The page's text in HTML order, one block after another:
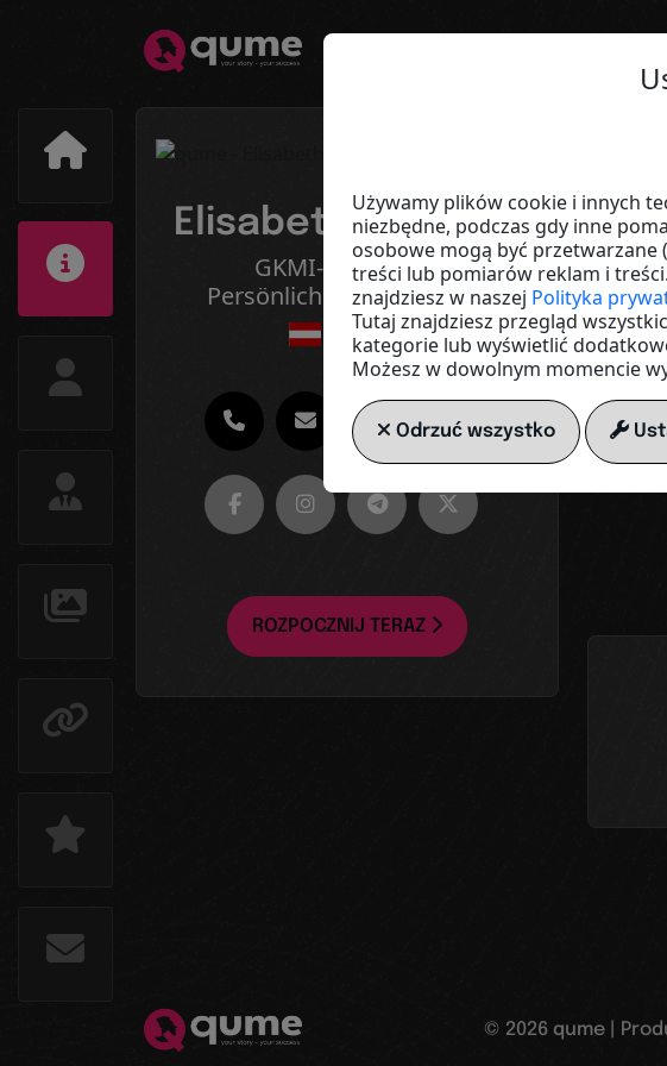
Elisabeth Wodicka
GKMI-Institut für
Persönlichkeitsentfaltung
Austria
ROZPOCZNIJ TERAZ
© 2026 qume |
Używamy plików cookie i innych
niezbędne, podczas gdy inne
osobowe mogą być przetwarzane
treści lub pomiarów reklam i
znajdziesz w naszej Polityka
Tutaj znajdziesz przegląd
kategorie lub wyświetlić
Możesz w dowolnym momencie
Odrzuć wszystko